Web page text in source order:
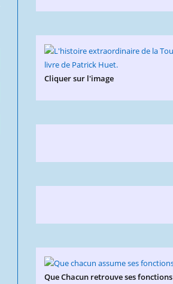
Cliquer sur l'image
Que Chacun retrouve ses fonctions